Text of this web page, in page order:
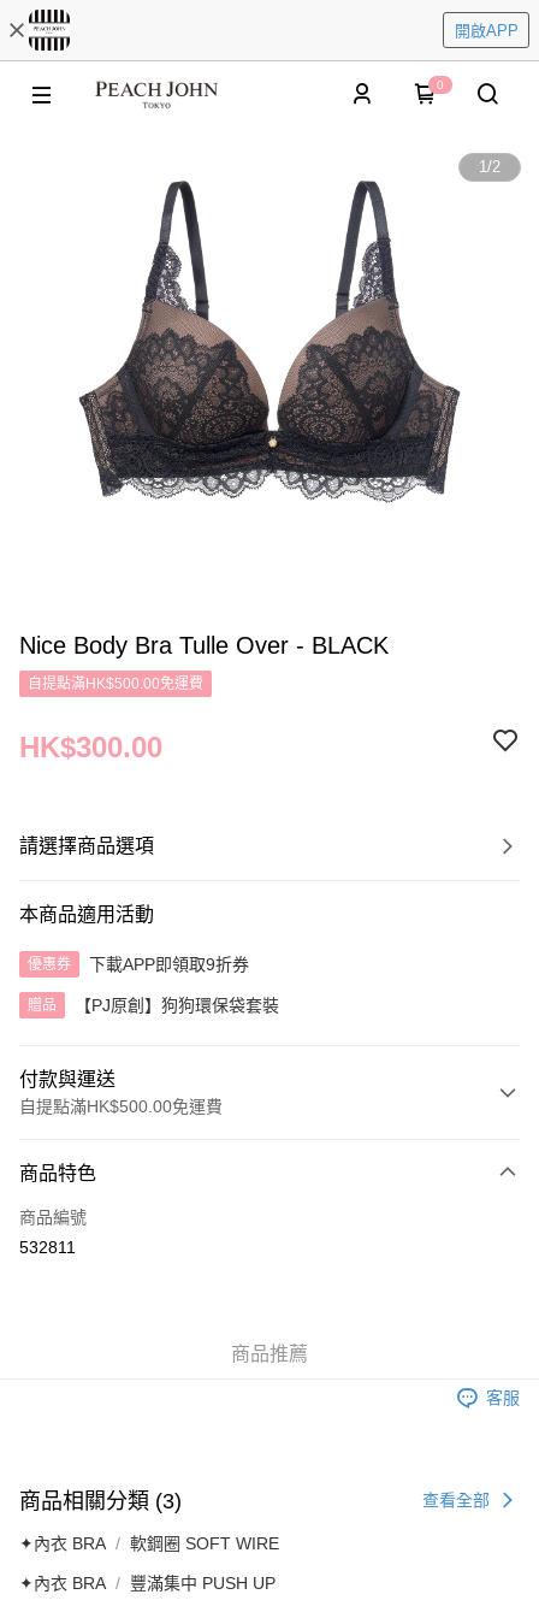
開啟APP
0
1/2
Nice Body Bra Tulle Over - BLACK
自提點滿HK$500.00免運費
HK$300.00
請選擇商品選項
本商品適用活動
優惠券 下載APP即領取9折券
贈品 【PJ原創】狗狗環保袋套裝
付款與運送
自提點滿HK$500.00免運費
信用卡
AlipayHK
每筆HK$40.00，滿HK$500.00或以上免運費
每筆HK$40.00，滿HK$500.00或以上免運費
每筆HK$40.00，滿HK$500.00或以上免運費
商品特色
商品編號
532811
商品推薦
客服
商品相關分類 (3) 查看全部
✦內衣 BRA 軟鋼圈 SOFT WIRE
✦內衣 BRA 豐滿集中 PUSH UP